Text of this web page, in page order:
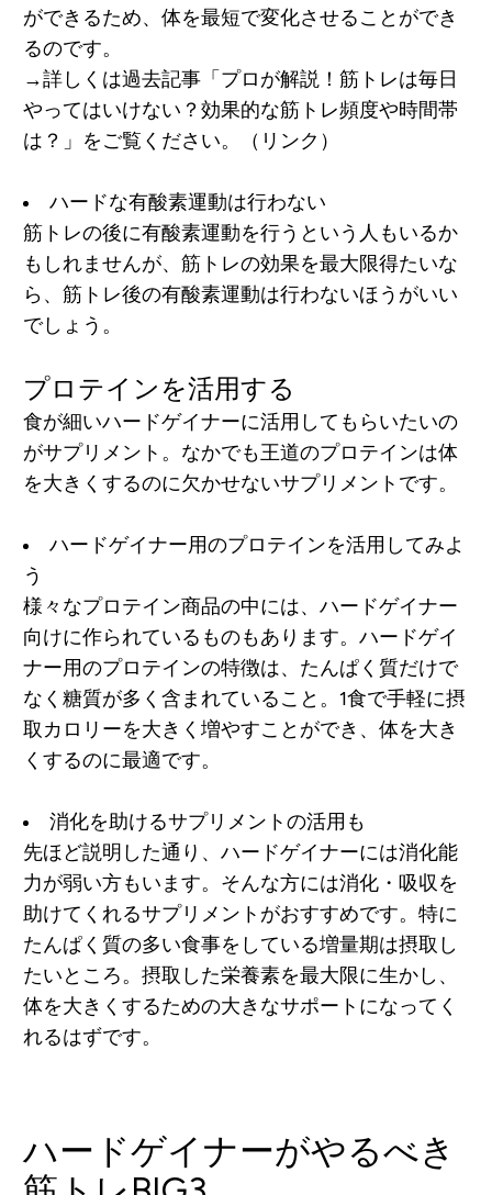
ができるため、体を最短で変化させることができ
るのです。
→詳しくは過去記事「プロが解説！筋トレは毎日
やってはいけない？効果的な筋トレ頻度や時間帯
は？」をご覧ください。（リンク）
ハードな有酸素運動は行わない
筋トレの後に有酸素運動を行うという人もいるか
もしれませんが、筋トレの効果を最大限得たいな
ら、筋トレ後の有酸素運動は行わないほうがいい
でしょう。
プロテインを活用する
食が細いハードゲイナーに活用してもらいたいの
がサプリメント。なかでも王道のプロテインは体
を大きくするのに欠かせないサプリメントです。
ハードゲイナー用のプロテインを活用してみよ
う
様々なプロテイン商品の中には、ハードゲイナー
向けに作られているものもあります。ハードゲイ
ナー用のプロテインの特徴は、たんぱく質だけで
なく糖質が多く含まれていること。1食で手軽に摂
取カロリーを大きく増やすことができ、体を大き
くするのに最適です。
消化を助けるサプリメントの活用も
先ほど説明した通り、ハードゲイナーには消化能
力が弱い方もいます。そんな方には消化・吸収を
助けてくれるサプリメントがおすすめです。特に
たんぱく質の多い食事をしている増量期は摂取し
たいところ。摂取した栄養素を最大限に生かし、
体を大きくするための大きなサポートになってく
れるはずです。
ハードゲイナーがやるべき